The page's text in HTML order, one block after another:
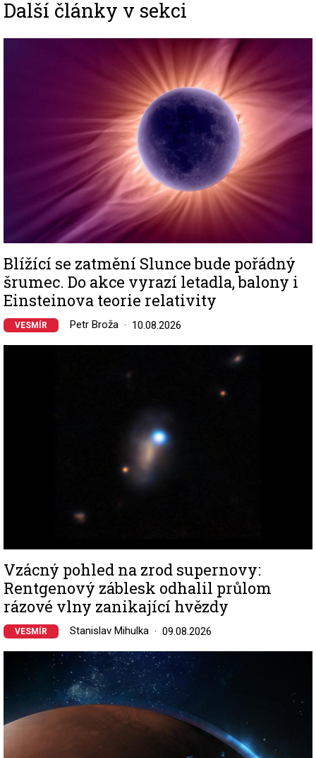
Další články v sekci
Blížící se zatmění Slunce bude pořádný
šrumec. Do akce vyrazí letadla, balony i
Einsteinova teorie relativity
VESMÍR Petr Broža 10.08.2026
Vzácný pohled na zrod supernovy:
Rentgenový záblesk odhalil průlom
rázové vlny zanikající hvězdy
VESMÍR Stanislav Mihulka 09.08.2026
Image